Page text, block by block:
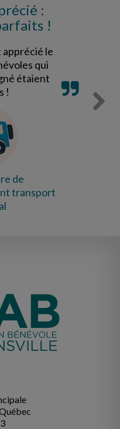
:
!
apprécié le
qui
étaient
!
de
transport